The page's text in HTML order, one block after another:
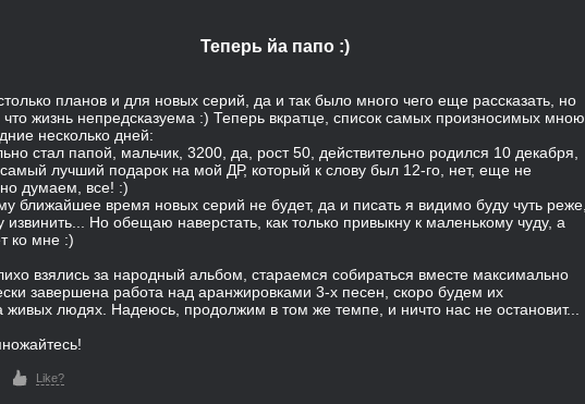
Теперь йа папо :)
планов и для новых серий, да и так было много чего еще рассказать, но
жизнь непредсказуема :) Теперь вкратце, список самых произносимых мною
несколько дней:
стал папой, мальчик, 3200, да, рост 50, действительно родился 10 декабря,
лучший подарок на мой ДР, который к слову был 12-го, нет, еще не
думаем, все! :)
ближайшее время новых серий не будет, да и писать я видимо буду чуть реже,
Но обещаю наверстать, как только привыкну к маленькому чуду, а
ко мне :)
взялись за народный альбом, стараемся собираться вместе максимально
завершена работа над аранжировками 3-х песен, скоро будем их
живых людях. Надеюсь, продолжим в том же темпе, и ничто нас не остановит...
Like?